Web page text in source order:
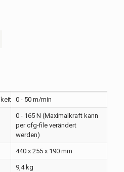
0 - 50 m/min
0 - 165 N (Maximalkraft kann
per cfg-file verändert
werden)
440 x 255 x 190 mm
9,4 kg